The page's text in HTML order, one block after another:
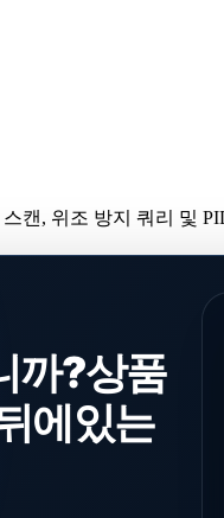
캔, 위조 방지 쿼리 및
까?상품
에있는